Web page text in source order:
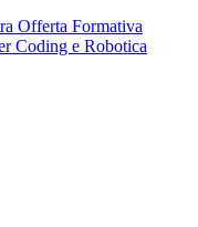
Offerta Formativa
Coding e Robotica